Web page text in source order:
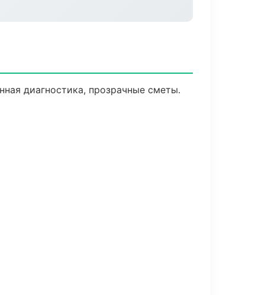
диагностика, прозрачные сметы.